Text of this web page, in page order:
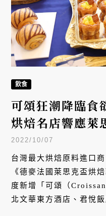
飲食
可頌狂潮降臨食
烘焙名店響應萊
2022/10/07
台灣最大烘焙原料進口
《德麥法國萊思克盃烘
度新增「可頌（
北文華東方酒店、君悅